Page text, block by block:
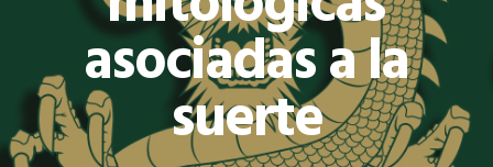
asociadas a la
suerte